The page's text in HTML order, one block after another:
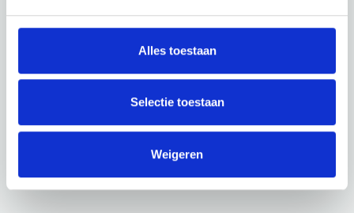
Alles toestaan
Selectie toestaan
Weigeren